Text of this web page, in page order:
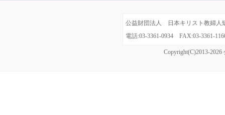
公益財団法人 日本キリスト教婦
電話:03-3361-0934 FAX:03-
Copyright(C)2013-